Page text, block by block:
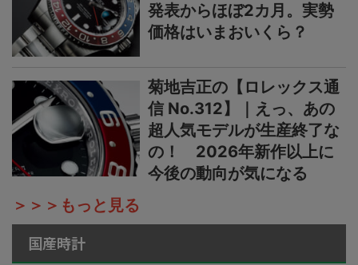
発表からほぼ2カ月。実勢
価格はいまおいくら？
菊地吉正の【ロレックス通
信 No.312】｜えっ、あの
超人気モデルが生産終了な
の！ 2026年新作以上に
今後の動向が気になる
＞＞＞もっと見る
国産時計